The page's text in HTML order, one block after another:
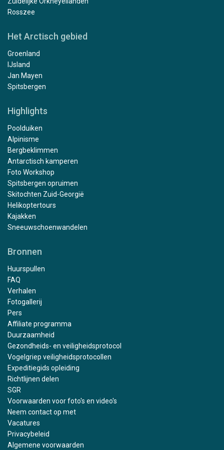
Thanks to a great expedition plan, luck in the weather,
and an absolutely incredible expedition team, we had
experience, and every single day was absolutely
expedition surpassed them all.
Rosszee
Het Arctisch gebied
Groenland
IJsland
Jan Mayen
Spitsbergen
Highlights
Poolduiken
Alpinisme
Bergbeklimmen
Antarctisch kamperen
Foto Workshop
Spitsbergen opruimen
Skitochten Zuid-Georgië
Helikoptertours
Kajakken
Sneeuwschoenwandelen
Bronnen
Huurspullen
FAQ
Verhalen
Fotogallerij
Pers
Affiliate programma
Duurzaamheid
Gezondheids- en veiligheidsprotocol
Vogelgriep veiligheidsprotocollen
Expeditiegids opleiding
Richtlijnen delen
SGR
Voorwaarden voor foto's en video's
Neem contact op met
Vacatures
Privacybeleid
Algemene voorwaarden